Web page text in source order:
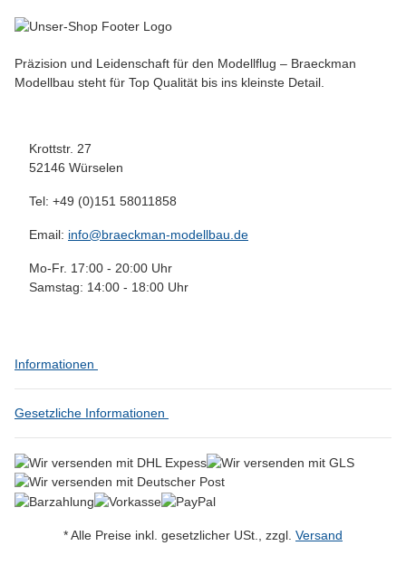
Präzision und Leidenschaft für den Modellflug – Braeckman
Modellbau steht für Top Qualität bis ins kleinste Detail.
Krottstr. 27
52146 Würselen
Tel: +49 (0)151 58011858
Email: info@braeckman-modellbau.de
Mo-Fr. 17:00 - 20:00 Uhr
Samstag: 14:00 - 18:00 Uhr
Informationen
Gesetzliche Informationen
* Alle Preise inkl. gesetzlicher USt., zzgl. Versand